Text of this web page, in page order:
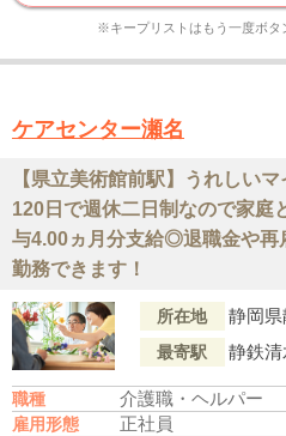
※キープリストはもう一度ボタ
ケアセンター瀬名
【県立美術館前駅】うれしい
120日で週休二日制なので家庭
与4.00ヵ月分支給◎退職金や再
勤務できます！
所在地 静岡
最寄駅
職種 介護職・ヘルパー
雇用形態 正社員